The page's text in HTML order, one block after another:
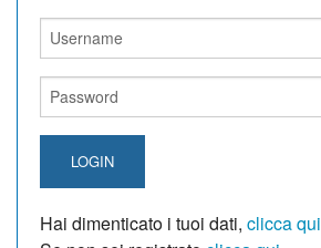
LOGIN
Hai dimenticato i tuoi dati, clicca qui